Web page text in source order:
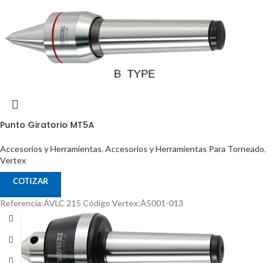
Punto Giratorio MT5A
Accesorios y Herramientas, Accesorios y Herramientas Para Torneado,
Vertex
COTIZAR
Referencia:ÁVLC 215 Código Vertex:Á5001-013